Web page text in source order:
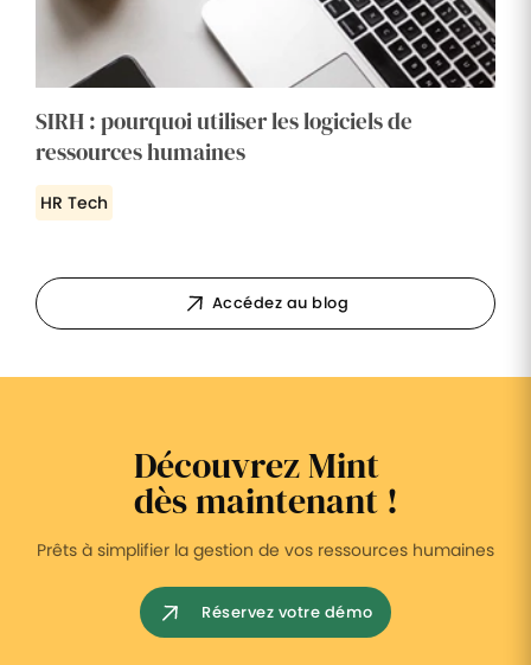
SIRH : pourquoi utiliser les logiciels de
ressources humaines
HR Tech
Accédez au blog
Découvrez Mint
dès maintenant !
Prêts à simplifier la gestion de vos ressources humaines
Réservez votre démo